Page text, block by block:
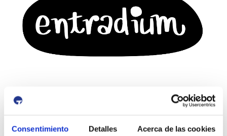
Consentimiento Detalles Acerca de las cookies
Canals socials del Moll de Costa